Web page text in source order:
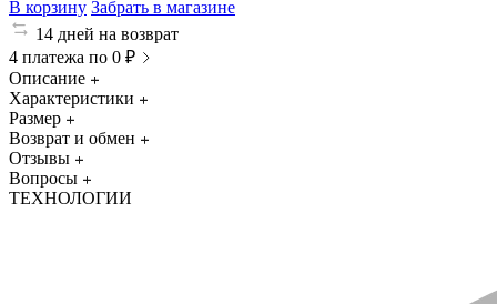
В корзину Забрать в магазине
14 дней на возврат
4 платежа по 0 ₽
Описание
Характеристики
Размер
Возврат и обмен
Отзывы
Вопросы
ТЕХНОЛОГИИ